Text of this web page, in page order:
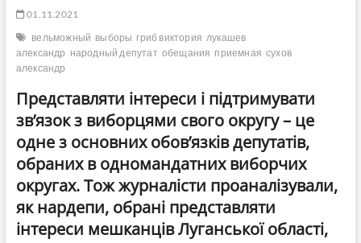
01.11.2021
вельможный выборы гриб виктория лукашев
александр народный депутат обещания приемная сухов
александр
Представляти інтереси і підтримувати
зв’язок з виборцями свого округу – це
одне з основних обов’язків депутатів,
обраних в одномандатних виборчих
округах. Тож журналісти проаналізували,
як нардепи, обрані представляти
інтереси мешканців Луганської області,